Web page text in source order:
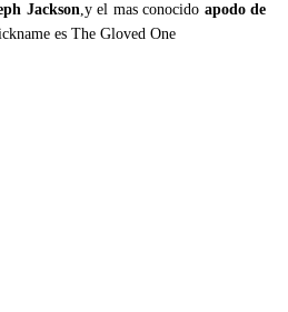
Jackson,y el mas conocido apodo de
es The Gloved One